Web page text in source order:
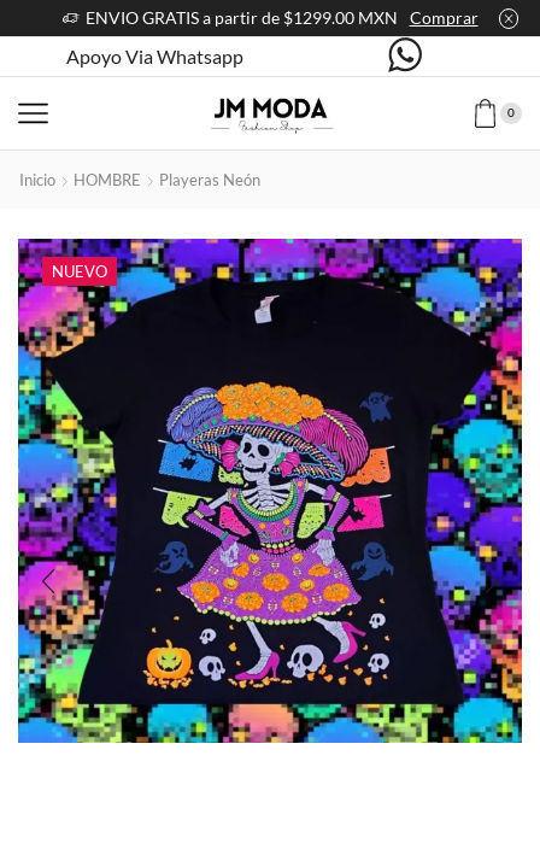
ENVIO GRATIS a partir de $1299.00 MXN Comprar
Apoyo Via Whatsapp
0
Inicio HOMBRE Playeras Neón
NUEVO